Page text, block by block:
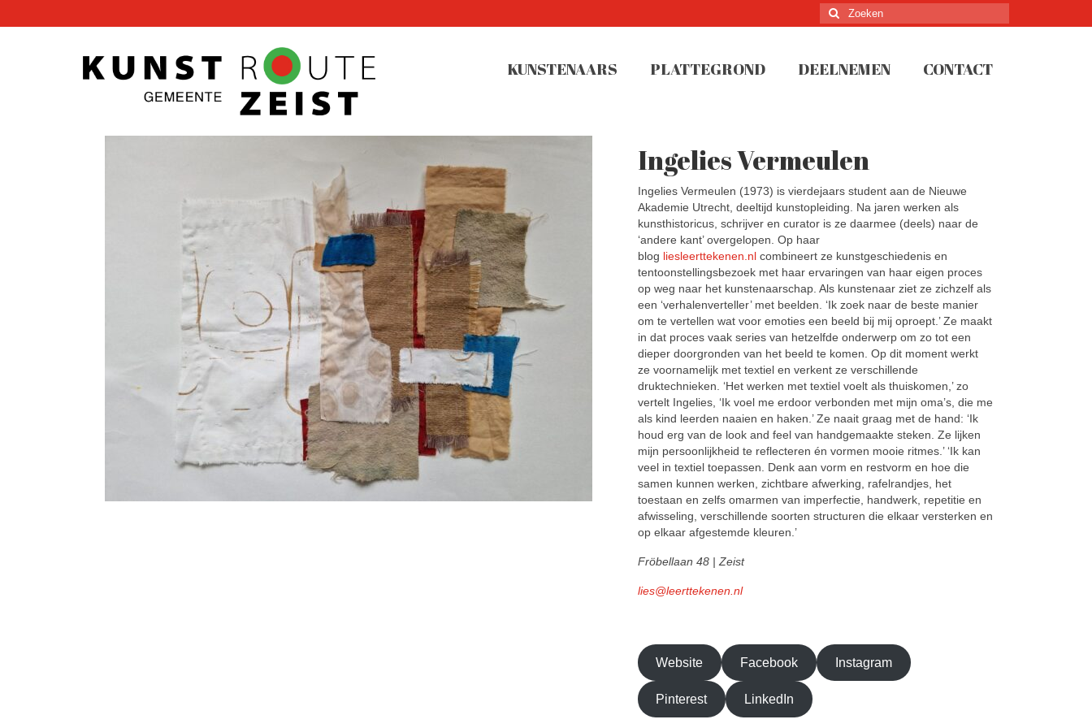
Zoeken
naar:
KUNSTENAARS PLATTEGROND DEELNEMEN CONTACT
Ingelies Vermeulen
Ingelies Vermeulen (1973) is vierdejaars student aan de Nieuwe
Akademie Utrecht, deeltijd kunstopleiding. Na jaren werken als
kunsthistoricus, schrijver en curator is ze daarmee (deels) naar de
‘andere kant’ overgelopen. Op haar
blog liesleerttekenen.nlcombineert ze kunstgeschiedenis en
tentoonstellingsbezoek met haar ervaringen van haar eigen proces
op weg naar het kunstenaarschap. Als kunstenaar ziet ze zichzelf als
een ‘verhalenverteller’ met beelden. ‘Ik zoek naar de beste manier
om te vertellen wat voor emoties een beeld bij mij oproept.’ Ze maakt
in dat proces vaak series van hetzelfde onderwerp om zo tot een
dieper doorgronden van het beeld te komen. Op dit moment werkt
ze voornamelijk met textiel en verkent ze verschillende
druktechnieken. ‘Het werken met textiel voelt als thuiskomen,’ zo
vertelt Ingelies, ‘Ik voel me erdoor verbonden met mijn oma’s, die me
als kind leerden naaien en haken.’ Ze naait graag met de hand: ‘Ik
houd erg van de look and feel van handgemaakte steken. Ze lijken
mijn persoonlijkheid te reflecteren én vormen mooie ritmes.’ ‘Ik kan
veel in textiel toepassen. Denk aan vorm en restvorm en hoe die
samen kunnen werken, zichtbare afwerking, rafelrandjes, het
toestaan en zelfs omarmen van imperfectie, handwerk, repetitie en
afwisseling, verschillende soorten structuren die elkaar versterken en
op elkaar afgestemde kleuren.’
Fröbellaan 48 | Zeist
lies@leerttekenen.nl
Website Facebook Instagram
Pinterest LinkedIn